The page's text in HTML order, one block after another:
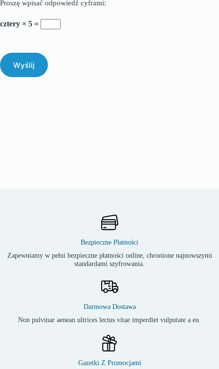
Proszę wpisać odpowiedź cyframi:
cztery × 5 =
Wyślij
Bezpieczne Płatności
Zapewniamy w pełni bezpieczne płatności online, chronione najnowszymi
standardami szyfrowania.
Darmowa Dostawa
Non pulvinar aenean ultrices lectus vitae imperdiet vulputate a eu.
Gazetki Z Promocjami